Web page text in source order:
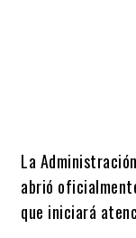
La
abrió
que iniciará